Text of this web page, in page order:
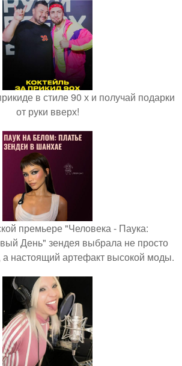
в стиле 90 х и получай подарки
от руки вверх!
премьере "Человека - Паука:
День" зендея выбрала не просто
настоящий артефакт высокой моды.